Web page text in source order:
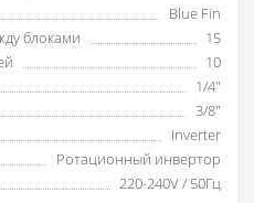
Blue Fin
блоками
15
10
1/4"
3/8"
Inverter
Ротационный инвертор
220-240V / 50Гц